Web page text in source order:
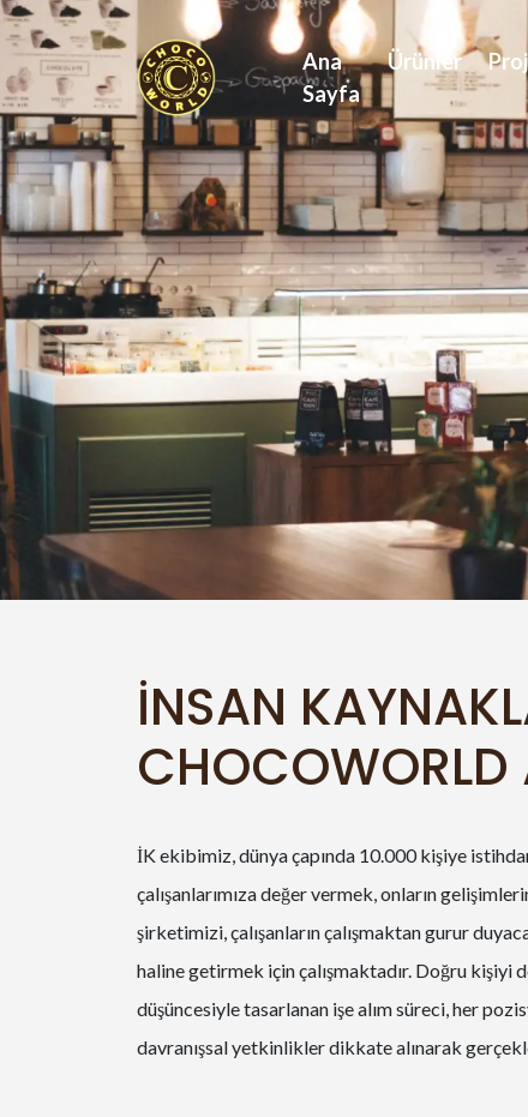
Ana
Sayfa
Ürünler
İNSAN
CHOCOWORLD
İK ekibimiz, dünya çapında 10.000 kişiye
çalışanlarımıza değer vermek, onların
şirketimizi, çalışanların çalışmaktan gurur
haline getirmek için çalışmaktadır. Doğru kişiyi
düşüncesiyle tasarlanan işe alım süreci, her
davranışsal yetkinlikler dikkate alınarak